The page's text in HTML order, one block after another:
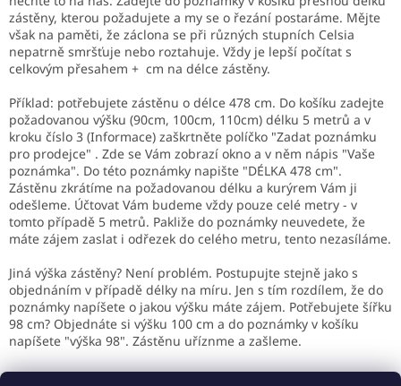
d
a
c
í
r
v
k
y
v
ý
p
i
s
zástěny, kterou požadujete a my se o řezání postaráme. Mějte
však na paměti, že záclona se při různých stupních Celsia
nepatrně smršťuje nebo roztahuje. Vždy je lepší počítat s
celkovým přesahem + cm na délce zástěny.
Příklad: potřebujete zástěnu o délce 478 cm. Do košíku zadejte
požadovanou výšku (90cm, 100cm, 110cm) délku 5 metrů a v
kroku číslo 3 (Informace) zaškrtněte políčko "Zadat poznámku
pro prodejce" . Zde se Vám zobrazí okno a v něm nápis "Vaše
poznámka". Do této poznámky napište "DÉLKA 478 cm".
Zástěnu zkrátíme na požadovanou délku a kurýrem Vám ji
odešleme. Účtovat Vám budeme vždy pouze celé metry - v
tomto případě 5 metrů. Pakliže do poznámky neuvedete, že
máte zájem zaslat i odřezek do celého metru, tento nezasíláme.
Jiná výška zástěny? Není problém. Postupujte stejně jako s
objednáním v případě délky na míru. Jen s tím rozdílem, že do
poznámky napíšete o jakou výšku máte zájem. Potřebujete šířku
98 cm? Objednáte si výšku 100 cm a do poznámky v košíku
napíšete "výška 98". Zástěnu uříznme a zašleme.
Z